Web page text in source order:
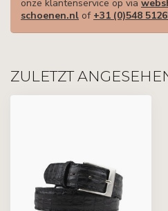
onze klantenservice op via
schoenen.nl of +31 (0)548
ZULETZT